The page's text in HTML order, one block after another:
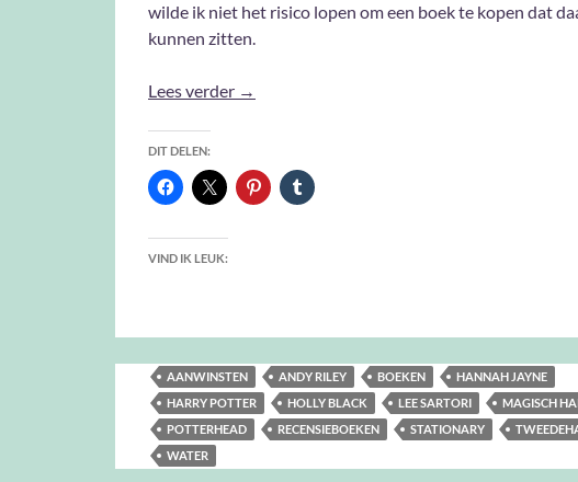
wilde ik niet het risico lopen om een boek te kopen dat
kunnen zitten.
Lees verder Aanwinsten Augustus 2021: Boeken etcetera
→
DIT DELEN:
VIND IK LEUK:
AANWINSTEN ANDY RILEY BOEKEN
HANNAH JAYNE
HARRY POTTER
HOLLY BLACK LEE SARTORI
MAGISCH
POTTERHEAD
RECENSIEBOEKEN STATIONARY
WATER